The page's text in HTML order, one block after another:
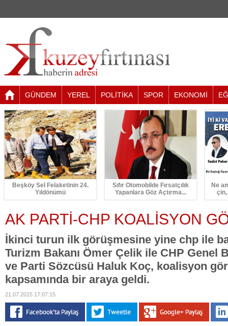
GÜNDEM YEREL POLİTİKA SPOR EKONOMİ
Beşköy Sel Felaketinin 24.
Yıldönümü
Sıfır Otomobilde Fırsatçılık
Yapanlara Göz Açtırma...
Ne
AK PARTİ-CHP KOALİSYON
İkinci turun ilk görüşmesine yine chp ile
Turizm Bakanı Ömer Çelik ile CHP Genel
ve Parti Sözcüsü Haluk Koç, koalisyon
kapsamında bir araya geldi.
21.07.2015 17:07:15